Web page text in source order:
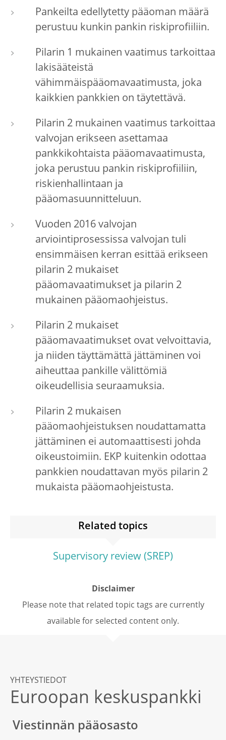
Pankeilta edellytetty pääoman määrä
perustuu kunkin pankin riskiprofiiliin.
Pilarin 1 mukainen vaatimus tarkoittaa
lakisääteistä
vähimmäispääomavaatimusta, joka
kaikkien pankkien on täytettävä.
Pilarin 2 mukainen vaatimus tarkoittaa
valvojan erikseen asettamaa
pankkikohtaista pääomavaatimusta,
joka perustuu pankin riskiprofiiliin,
riskienhallintaan ja
pääomasuunnitteluun.
Vuoden 2016 valvojan
arviointiprosessissa valvojan tuli
ensimmäisen kerran esittää erikseen
pilarin 2 mukaiset
pääomavaatimukset ja pilarin 2
mukainen pääomaohjeistus.
Pilarin 2 mukaiset
pääomavaatimukset ovat velvoittavia,
ja niiden täyttämättä jättäminen voi
aiheuttaa pankille välittömiä
oikeudellisia seuraamuksia.
Pilarin 2 mukaisen
pääomaohjeistuksen noudattamatta
jättäminen ei automaattisesti johda
oikeustoimiin. EKP kuitenkin odottaa
pankkien noudattavan myös pilarin 2
mukaista pääomaohjeistusta.
Related topics
Supervisory review (SREP)
Disclaimer
Please note that related topic tags are currently
available for selected content only.
YHTEYSTIEDOT
Euroopan keskuspankki
Viestinnän pääosasto